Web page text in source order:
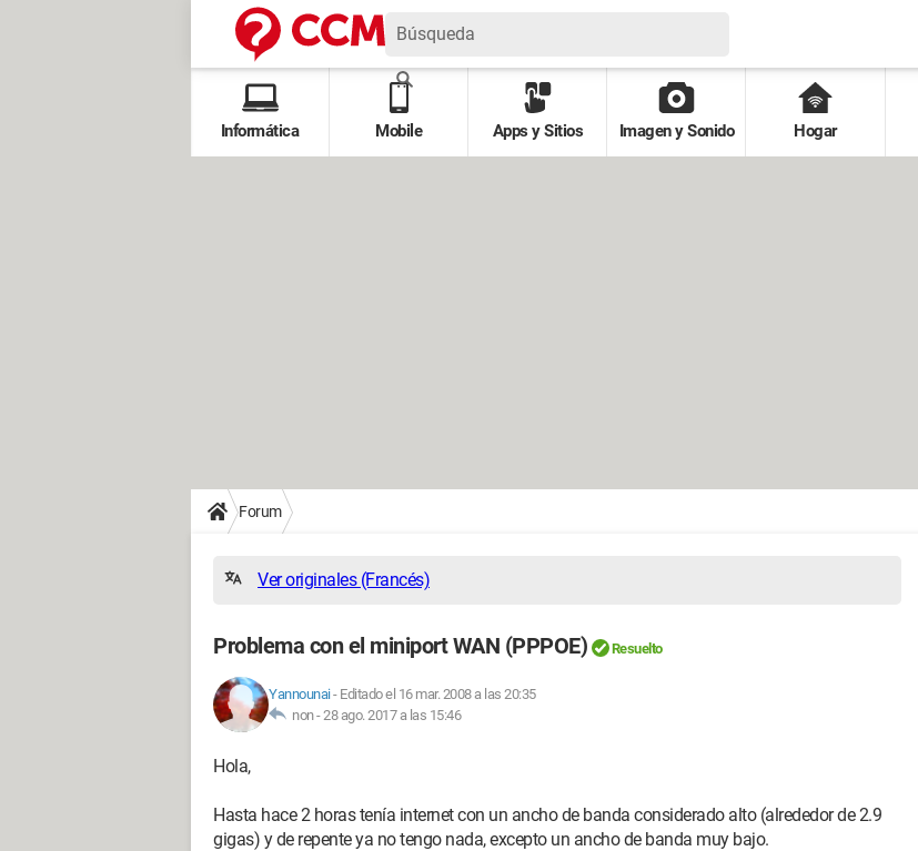
Informática Mobile Apps y Sitios Imagen y Sonido Hogar
Forum
Ver originales (Francés)
Problema con el miniport WAN (PPPOE) Resuelto
Yannounai- Editado el 16 mar. 2008 a las 20:35
non -28 ago. 2017 a las 15:46
Hola,
Hasta hace 2 horas tenía internet con un ancho de banda considerado alto (alrededor de 2.9
gigas) y de repente ya no tengo nada, excepto un ancho de banda muy bajo.